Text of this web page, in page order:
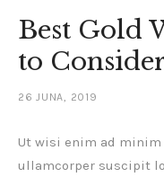
Best Gold
to
26 JUNA, 2019
Ut wisi enim ad
ullamcorper suscipit